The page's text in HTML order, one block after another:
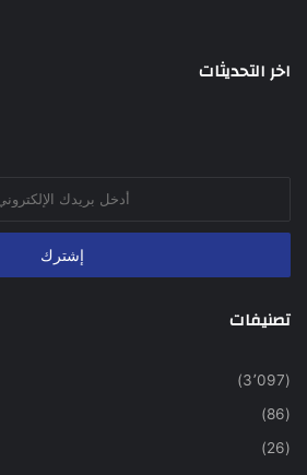
اخر التحديثات
الإلكتروني
تصنيفات
(3٬097)
(86)
(26)